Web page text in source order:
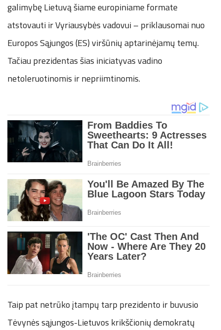
galimybę Lietuvą šiame europiniame formate
atstovauti ir Vyriausybės vadovui – priklausomai nuo
Europos Sąjungos (ES) viršūnių aptarinėjamų temų.
Tačiau prezidentas šias iniciatyvas vadino
netoleruotinomis ir nepriimtinomis.
Taip pat netrūko įtampų tarp prezidento ir buvusio
Tėvynės sąjungos-Lietuvos krikščionių demokratų